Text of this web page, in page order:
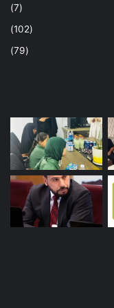
(7)
(102)
(79)